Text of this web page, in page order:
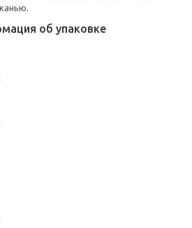
об упаковке